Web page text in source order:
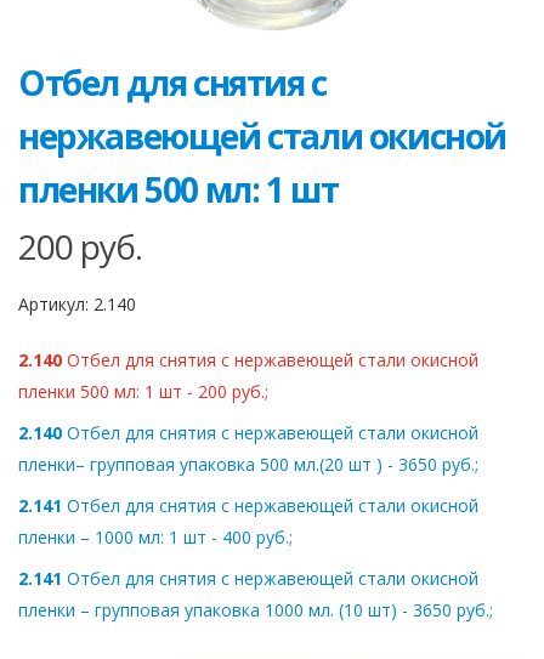
Отбел для снятия с
нержавеющей стали окисной
пленки 500 мл: 1 шт
200 руб.
Артикул: 2.140
2.140 Отбел для снятия с нержавеющей стали окисной
пленки 500 мл: 1 шт - 200 руб.;
2.140 Отбел для снятия с нержавеющей стали окисной
пленки– групповая упаковка 500 мл.(20 шт ) - 3650 руб.;
2.141 Отбел для снятия с нержавеющей стали окисной
пленки – 1000 мл: 1 шт - 400 руб.;
2.141 Отбел для снятия с нержавеющей стали окисной
пленки – групповая упаковка 1000 мл. (10 шт) - 3650 руб.;